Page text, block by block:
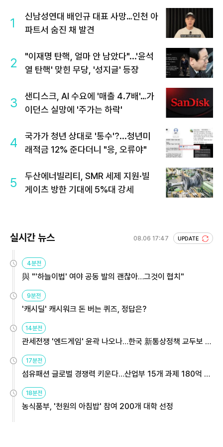
1
신남성연대 배인규 대표 사망…인천 아
파트서 숨진 채 발견
2
"이재명 탄핵, 얼마 안 남았다"...'윤석
열 탄핵' 맞힌 무당, '성지글' 등장
3
샌디스크, AI 수요에 '매출 4.7배'…가
이던스 실망에 '주가는 하락'
4
국가가 청년 상대로 '통수'?...청년미
래적금 12% 준다더니 "응, 오류야"
5
두산에너빌리티, SMR 세제 지원·빌
게이츠 방한 기대에 5%대 강세
실시간 뉴스 08.06 17:47 UPDATE
4분전
與 "'하늘이법' 여야 공동 발의 괜찮아…그것이 협치"
9분전
'캐시딜' 캐시워크 돈 버는 퀴즈, 정답은?
14분전
관세전쟁 '엔드게임' 윤곽 나오나…한국 新통상정책 교두보 활
용해야
17분전
섬유패션 글로벌 경쟁력 키운다…산업부 15개 과제 180억 지
원
18분전
농식품부, '천원의 아침밥' 참여 200개 대학 선정